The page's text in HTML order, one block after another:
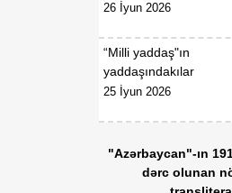
26 İyun 2026
“Milli yaddaş"ın
yaddaşındakılar
25 İyun 2026
"Azərbaycan"-ın
dərc olunan